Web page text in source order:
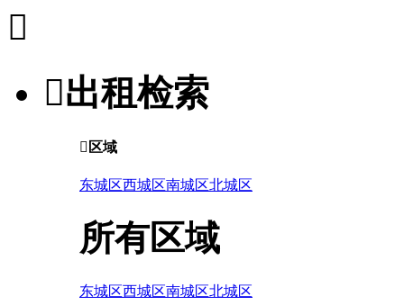

出租检索
 区域
东城区西城区南城区北城区
所有区域
东城区西城区南城区北城区